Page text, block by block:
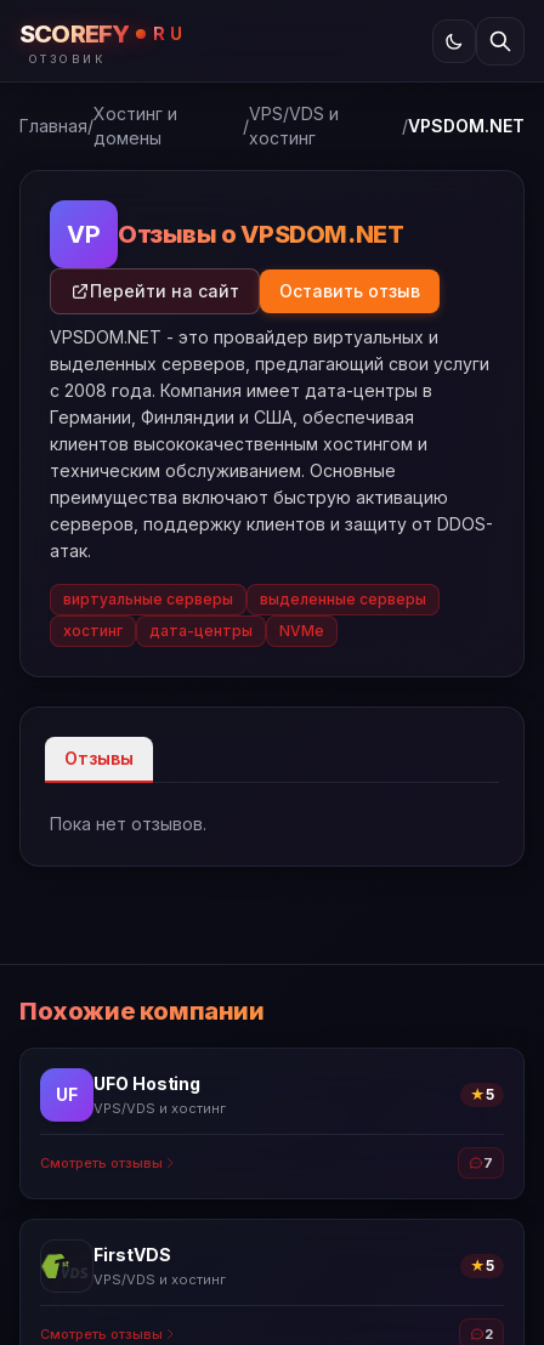
SCOREFY RU
ОТЗОВИК
Главная/
Хостинг и
домены
/
VPS/VDS и
хостинг
/VPSDOM.NET
VP Отзывы о VPSDOM.NET
Перейти на сайт Оставить отзыв
VPSDOM.NET - это провайдер виртуальных и
выделенных серверов, предлагающий свои услуги
с 2008 года. Компания имеет дата-центры в
Германии, Финляндии и США, обеспечивая
клиентов высококачественным хостингом и
техническим обслуживанием. Основные
преимущества включают быструю активацию
серверов, поддержку клиентов и защиту от DDOS-
атак.
виртуальные серверы
выделенные серверы
хостинг
дата-центры NVMe
Отзывы
Пока нет отзывов.
Похожие компании
UF
UFO Hosting
VPS/VDS и хостинг
★5
Смотреть отзывы 7
FirstVDS
VPS/VDS и хостинг
★5
Смотреть отзывы 2